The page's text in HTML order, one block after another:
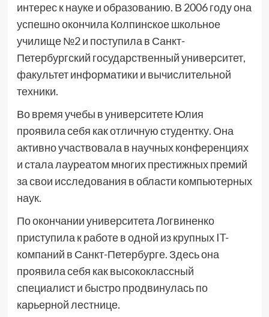
интерес к науке и образованию. В 2006 году она
успешно окончила Колпинское школьное
училище №2 и поступила в Санкт-
Петербургский государственный университет,
факультет информатики и вычислительной
техники.
Во время учебы в университете Юлия
проявила себя как отличную студентку. Она
активно участвовала в научных конференциях
и стала лауреатом многих престижных премий
за свои исследования в области компьютерных
наук.
По окончании университета Логвиненко
приступила к работе в одной из крупных IT-
компаний в Санкт-Петербурге. Здесь она
проявила себя как высококлассный
специалист и быстро продвинулась по
карьерной лестнице.